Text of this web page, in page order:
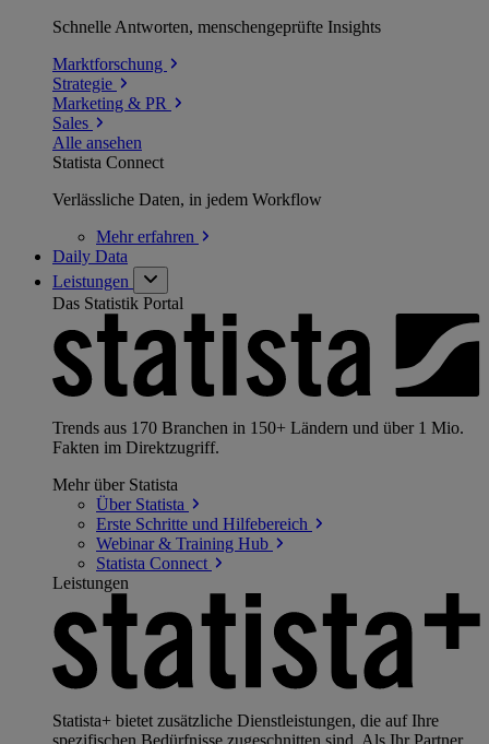
Schnelle Antworten, menschengeprüfte Insights
Marktforschung
Strategie
Marketing & PR
Sales
Alle ansehen
Statista Connect
Verlässliche Daten, in jedem Workflow
Mehrerfahren
Daily Data
Leistungen
Das Statistik Portal
Trends aus 170 Branchen in 150+ Ländern und über 1 Mio.
Fakten im Direktzugriff.
Mehr über Statista
Über Statista
Erste Schritte und Hilfebereich
Webinar & Training Hub
Statista Connect
Leistungen
Statista+ bietet zusätzliche Dienstleistungen, die auf Ihre
spezifischen Bedürfnisse zugeschnitten sind. Als Ihr Partner